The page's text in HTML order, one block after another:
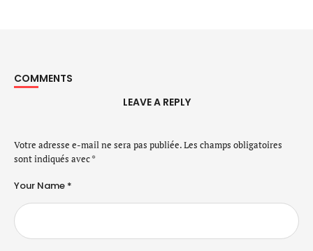
COMMENTS
LEAVE A REPLY
Votre adresse e-mail ne sera pas publiée.Les champs obligatoires
sont indiqués avec*
Your Name *